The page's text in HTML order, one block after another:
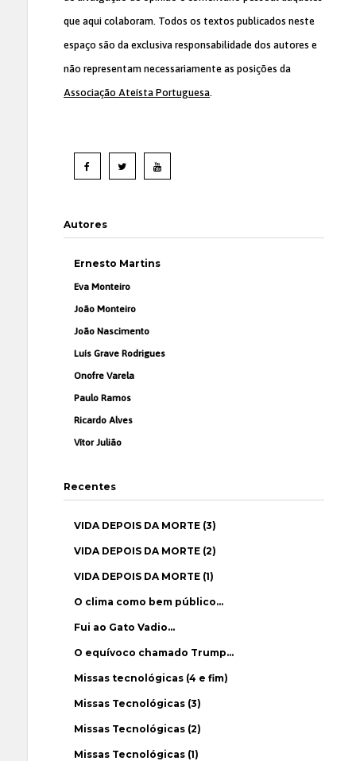
que aqui colaboram. Todos os textos publicados neste
espaço são da exclusiva responsabilidade dos autores e
não representam necessariamente as posições da
Associação Ateísta Portuguesa.
Autores
Ernesto Martins
Eva Monteiro
João Monteiro
João Nascimento
Luís Grave Rodrigues
Onofre Varela
Paulo Ramos
Ricardo Alves
Vítor Julião
Recentes
VIDA DEPOIS DA MORTE (3)
VIDA DEPOIS DA MORTE (2)
VIDA DEPOIS DA MORTE (1)
O clima como bem público…
Fui ao Gato Vadio…
O equívoco chamado Trump…
Missas tecnológicas (4 e fim)
Missas Tecnológicas (3)
Missas Tecnológicas (2)
Missas Tecnológicas (1)